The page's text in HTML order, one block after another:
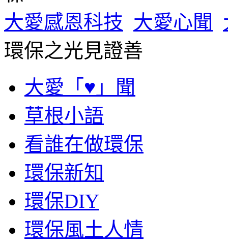
大愛感恩科技 大愛心聞
環保之光見證善
大愛「♥」聞
草根小語
看誰在做環保
環保新知
環保DIY
環保風土人情